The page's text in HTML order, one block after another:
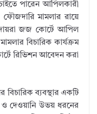
পারেন আপিলকারী
মামলার রায়ে
দায়রা জজ কোর্টে আপিল
বিচারিক কার্যক্রম
রিভিশন আবেদন করা
বিচারিক ব্যবস্থার একটি
ও দেওয়ানি উভয় ধরনের